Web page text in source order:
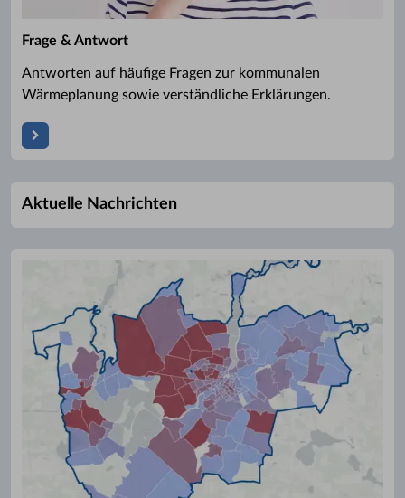
Frage & Antwort
Antworten auf häufige Fragen zur kommunalen
Wärmeplanung sowie verständliche Erklärungen.
Aktuelle Nachrichten